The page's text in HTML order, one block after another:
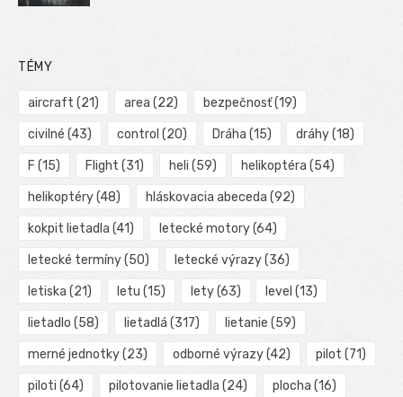
TÉMY
aircraft (21) area (22) bezpečnosť(19)
civilné (43) control (20) Dráha (15) dráhy(18)
F (15) Flight (31) heli (59) helikoptéra (54)
helikoptéry(48) hláskovacia abeceda (92)
kokpit lietadla (41) letecké motory(64)
letecké termíny(50) letecké výrazy(36)
letiska (21) letu (15) lety(63) level (13)
lietadlo (58) lietadlá (317) lietanie (59)
merné jednotky(23) odborné výrazy(42) pilot (71)
piloti (64) pilotovanie lietadla (24) plocha (16)